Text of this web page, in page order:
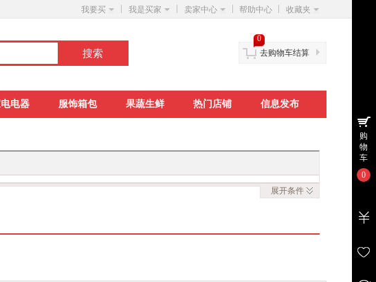
我要买 我是买家 卖家中心 帮助中心 收藏夹
去购物车结算
0
电器 服饰箱包 果蔬生鲜 热门店铺 信息发布
展开条件
购
物
车
0